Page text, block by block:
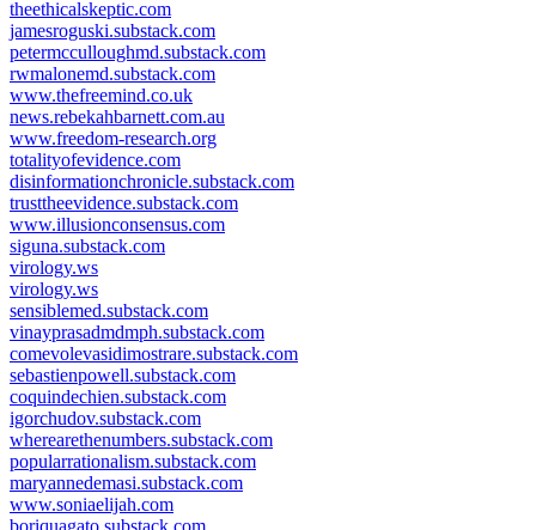
theethicalskeptic.com
jamesroguski.substack.com
petermcculloughmd.substack.com
rwmalonemd.substack.com
www.thefreemind.co.uk
news.rebekahbarnett.com.au
www.freedom-research.org
totalityofevidence.com
disinformationchronicle.substack.com
trusttheevidence.substack.com
www.illusionconsensus.com
siguna.substack.com
virology.ws
virology.ws
sensiblemed.substack.com
vinayprasadmdmph.substack.com
comevolevasidimostrare.substack.com
sebastienpowell.substack.com
coquindechien.substack.com
igorchudov.substack.com
wherearethenumbers.substack.com
popularrationalism.substack.com
maryannedemasi.substack.com
www.soniaelijah.com
boriquagato.substack.com